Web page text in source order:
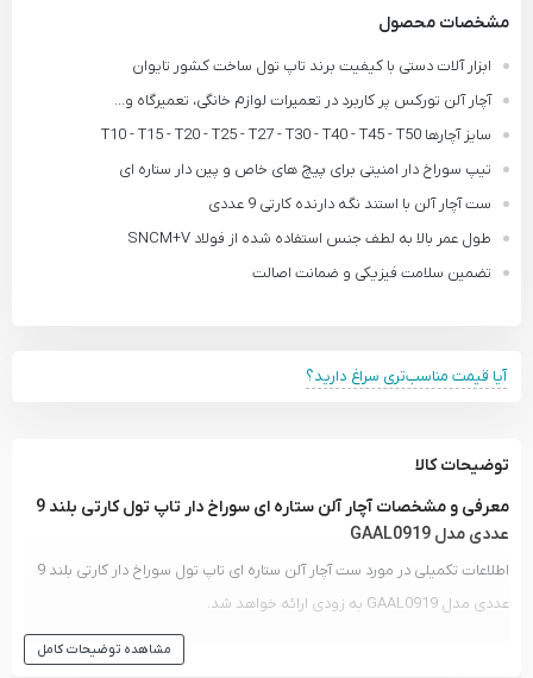
مشخصات محصول
ابزار آلات دستی با کیفیت برند تاپ تول ساخت کشور تایوان
آچار آلن تورکس پر کاربرد در تعمیرات لوازم خانگی، تعمیرگاه و...
سایز آچارها T10 - T15 - T20 - T25 - T27 - T30 - T40 - T45 - T50
تیپ سوراخ دار امنیتی برای پیچ های خاص و پین دار ستاره ای
ست آچار آلن با استند نگه دارنده کارتی 9 عددی
طول عمر بالا به لطف جنس استفاده شده از فولاد SNCM+V
تضمین سلامت فیزیکی و ضمانت اصالت
آیا قیمت مناسب‌تری سراغ دارید؟
توضیحات کالا
معرفی و مشخصات آچار آلن ستاره ای سوراخ دار تاپ تول کارتی بلند 9
عددی مدل GAAL0919
اطلاعات تکمیلی در مورد ست آچار آلن ستاره ای تاپ تول سوراخ دار کارتی بلند 9
عددی مدل GAAL0919 به زودی ارائه خواهد شد.
مشاهده توضیحات کامل